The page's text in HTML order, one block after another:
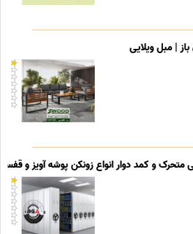
| مبل ویلایی
متحرک و کمد دوار انواع زونکن پوشه آویز و قفسه